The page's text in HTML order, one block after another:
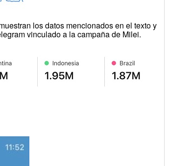
los datos mencionados en el texto y
vinculado a la campaña de Milei.